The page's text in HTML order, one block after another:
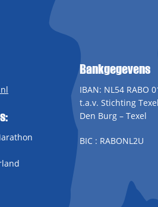
Bankgegevens
IBAN: NL54 RABO
t.a.v. Stichting
Den Burg – Texel
BIC : RABONL2U